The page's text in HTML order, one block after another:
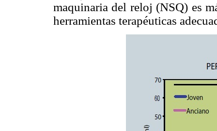
maquinaria del reloj (NSQ) es
herramientas terapéuticas